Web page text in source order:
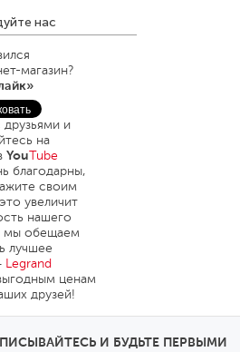
Classic (Пластик)
материалы)
металл
дерево
и камень
кожа
Exclusive
отделка)
«Safe Control»
Элиум™
разъемы
нас
магазин?
друзьями и
на
You Tube
благодарны,
своим
увеличит
нашего
мы обещаем
лучшее
Legrand
ценам
друзей!
И БУДЬТЕ ПЕРВЫМИ